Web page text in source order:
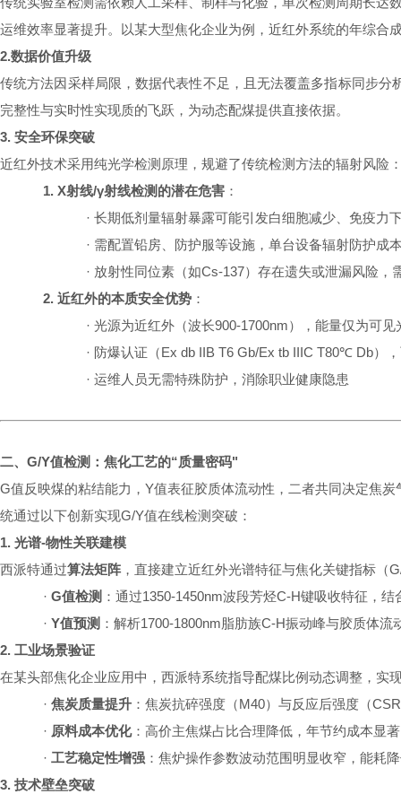
运维效率显著提升。以某大型焦化企业为例，近红外系统的年综合
2.数据价值升级
传统方法因采样局限，数据代表性不足，且无法覆盖多指标同步
完整性与实时性实现质的飞跃，为动态配煤提供直接依据。
3. 安全环保突破
近红外技术采用纯光学检测原理，规避了传统检测方法的辐射风险
1. X射线/γ射线检测的潜在危害 ：
· 长期低剂量辐射暴露可能引发白细胞减少、免疫力
· 需配置铅房、防护服等设施，单台设备辐射防护成
· 放射性同位素（如Cs-137）存在遗失或泄漏风险，
2. 近红外的本质安全优势 ：
· 光源为近红外（波长900-1700nm），能量仅为可
· 防爆认证（Ex db IIB T6 Gb/Ex tb IIIC T80℃ Db）
· 运维人员无需特殊防护，消除职业健康隐患
二、G/Y值检测：焦化工艺的“质量密码"
G值反映煤的粘结能力，Y值表征胶质体流动性，二者共同决定焦
统通过以下创新实现G/Y值在线检测突破：
1. 光谱-物性关联建模
西派特通过算法矩阵，直接建立近红外光谱特征与焦化关键指标（
· G值检测 ：通过1350-1450nm波段芳烃C-H键吸收特征，
· Y值预测 ：解析1700-1800nm脂肪族C-H振动峰与胶质体
2. 工业场景验证
在某头部焦化企业应用中，西派特系统指导配煤比例动态调整，实
· 焦炭质量提升 ：焦炭抗碎强度（M40）与反应后强度（
· 原料成本优化：高价主焦煤占比合理降低，年节约成本显
· 工艺稳定性增强 ：焦炉操作参数波动范围明显收窄，能耗
3. 技术壁垒突破